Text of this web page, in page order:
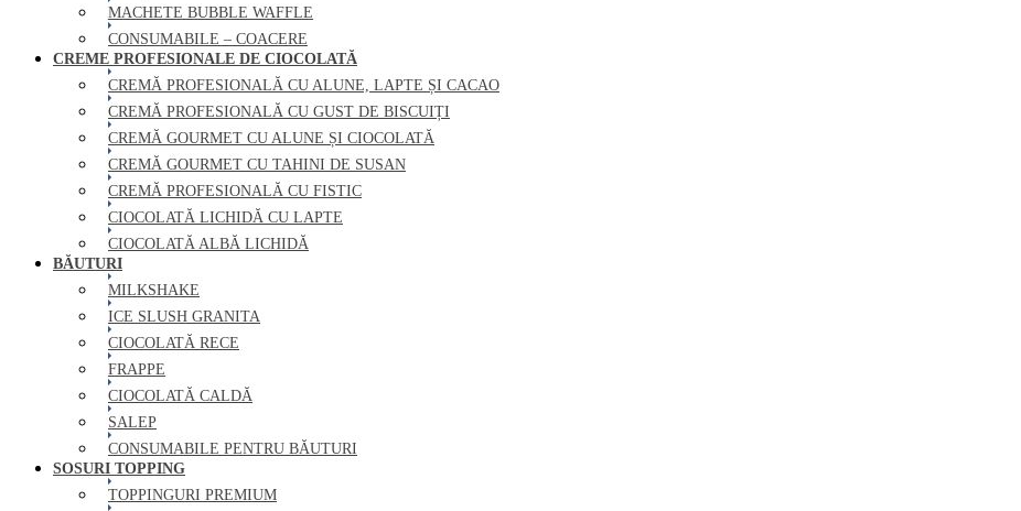
MACHETE BUBBLE WAFFLE
CONSUMABILE – COACERE
CREME PROFESIONALE DE CIOCOLATĂ
CREMĂ PROFESIONALĂ CU ALUNE, LAPTE ȘI CACAO
CREMĂ PROFESIONALĂ CU GUST DE BISCUIȚI
CREMĂ GOURMET CU ALUNE ȘI CIOCOLATĂ
CREMĂ GOURMET CU TAHINI DE SUSAN
CREMĂ PROFESIONALĂ CU FISTIC
CIOCOLATĂ LICHIDĂ CU LAPTE
CIOCOLATĂ ALBĂ LICHIDĂ
BĂUTURI
MILKSHAKE
ICE SLUSH GRANITA
CIOCOLATĂ RECE
FRAPPE
CIOCOLATĂ CALDĂ
SALEP
CONSUMABILE PENTRU BĂUTURI
SOSURI TOPPING
TOPPINGURI PREMIUM